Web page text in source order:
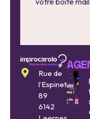
Rue de
l’Espinette
89
6142